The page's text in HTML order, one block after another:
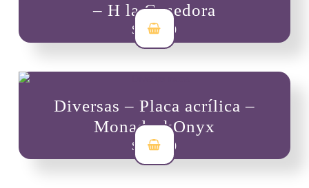
– H la Cosedora
$ 30,000
Diversas – Placa acrílica –
MonadeckOnyx
$ 16,000